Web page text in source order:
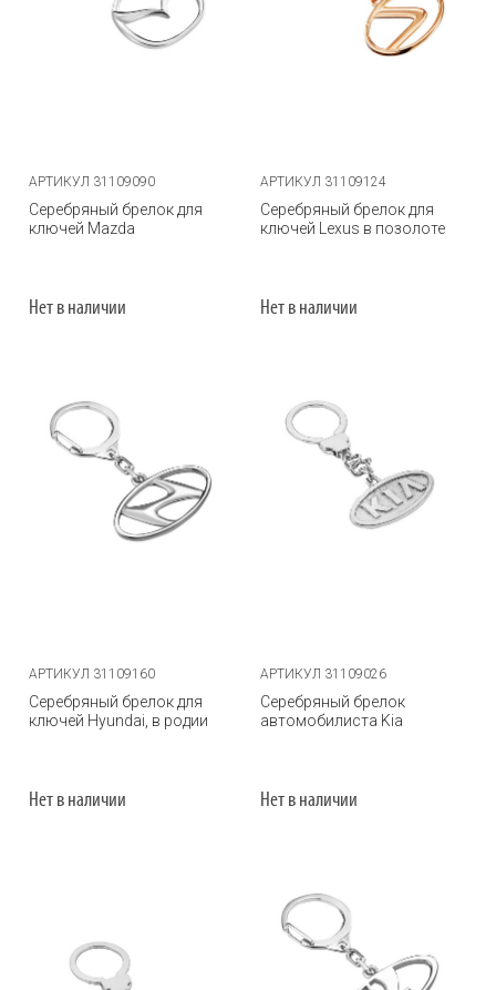
АРТИКУЛ 31109090
Серебряный брелок для
ключей Mazda
Нет в наличии
АРТИКУЛ 31109124
Серебряный брелок для
ключей Lexus в позолоте
Нет в наличии
АРТИКУЛ 31109160
Серебряный брелок для
ключей Hyundai, в родии
Нет в наличии
АРТИКУЛ 31109026
Серебряный брелок
автомобилиста Kia
Нет в наличии